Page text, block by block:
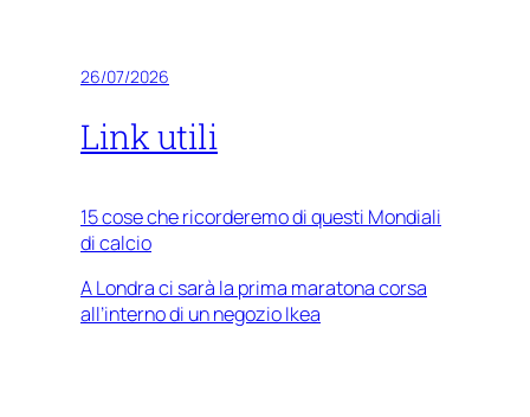
26/07/2026
Link utili
15 cose che ricorderemo di questi Mondiali
di calcio
A Londra ci sarà la prima maratona corsa
all’interno di un negozio Ikea